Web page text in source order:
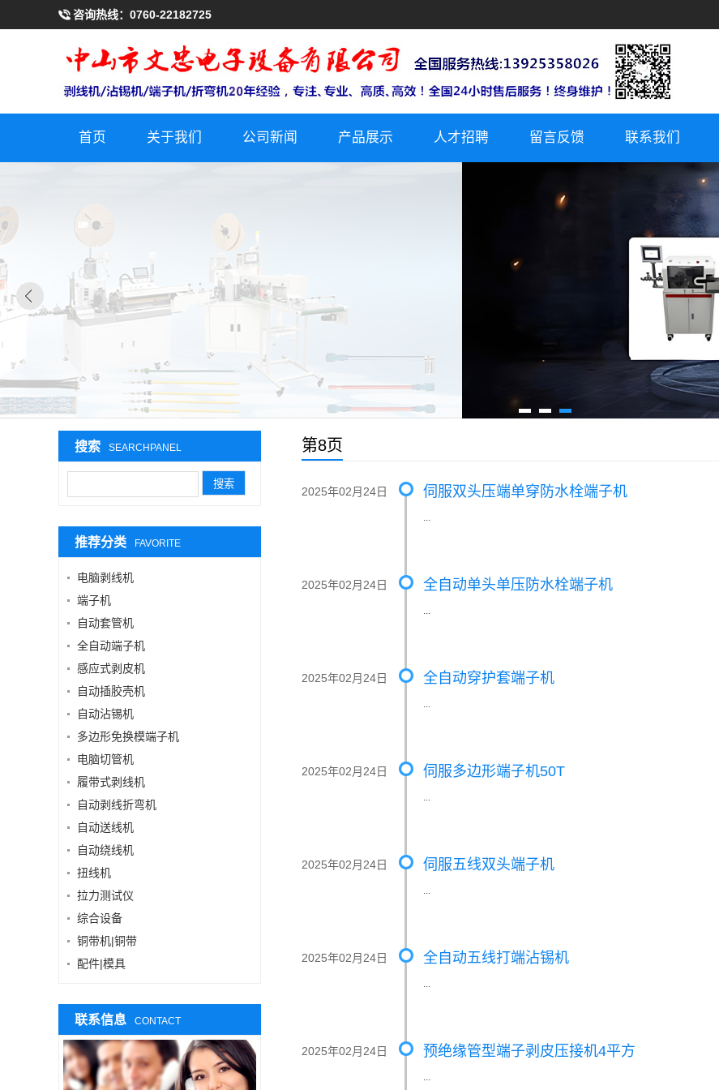
咨询热线： 0760-22182725
首页 关于我们 公司新闻 产品展示 人才招聘 留言反馈 联系我们
第8页
2025年02月24日 伺服双头压端单穿防水栓端子机
2025年02月24日 全自动单头单压防水栓端子机
2025年02月24日 全自动穿护套端子机
2025年02月24日 伺服多边形端子机50T
2025年02月24日 伺服五线双头端子机
2025年02月24日 全自动五线打端沾锡机
2025年02月24日 预绝缘管型端子剥皮压接机4平方
搜索 SEARCHPANEL
推荐分类 FAVORITE
电脑剥线机
端子机
自动套管机
全自动端子机
感应式剥皮机
自动插胶壳机
自动沾锡机
多边形免换模端子机
电脑切管机
履带式剥线机
自动剥线折弯机
自动送线机
自动绕线机
扭线机
拉力测试仪
综合设备
铜带机|铜带
配件|模具
联系信息 CONTACT